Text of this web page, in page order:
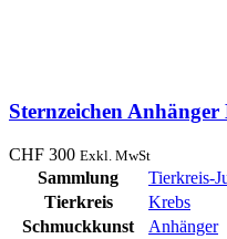
Sternzeichen Anhänger
CHF 300 Exkl. MwSt
Sammlung
Tierkreis-
Tierkreis
Krebs
Schmuckkunst
Anhänger